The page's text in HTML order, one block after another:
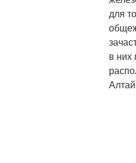
для
в них